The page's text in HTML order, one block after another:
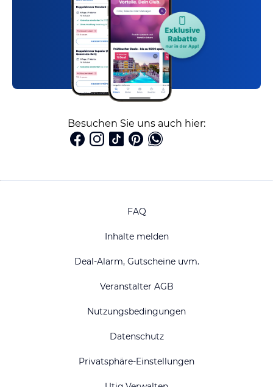
Besuchen Sie uns auch hier:
FAQ
Inhalte melden
Deal-Alarm, Gutscheine uvm.
Veranstalter AGB
Nutzungsbedingungen
Datenschutz
Privatsphäre-Einstellungen